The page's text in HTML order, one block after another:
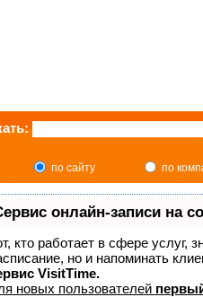
по сайту по
онлайн-записи на
кто работает в сфере услуг,
но и напоминать
VisitTime.
новых пользователей